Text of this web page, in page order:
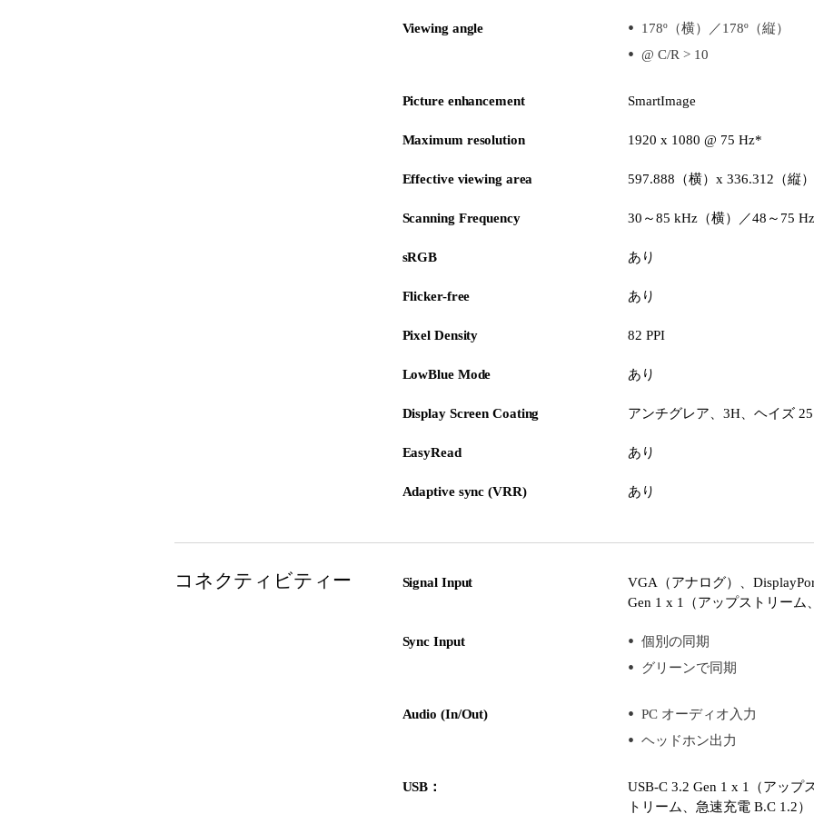
Viewing angle
178º（横）／178º（縦）
@ C/R > 10
Picture enhancement SmartImage
Maximum resolution 1920 x 1080 @ 75 Hz*
Effective viewing area 597.888（横）x 336.312（縦）
Scanning Frequency 30～85 kHz（横）／48～75 Hz
sRGB あり
Flicker-free あり
Pixel Density 82 PPI
LowBlue Mode あり
Display Screen Coating アンチグレア、3H、ヘイズ 25
EasyRead あり
Adaptive sync (VRR) あり
コネクティビティー Signal Input
VGA（アナログ）、
Gen 1 x 1（アップストリーム
Sync Input
個別の同期
グリーンで同期
Audio (In/Out)
PC オーディオ入力
ヘッドホン出力
USB：
USB-C 3.2 Gen 1 x 1（アップ
トリーム、急速充電 B.C 1.2）